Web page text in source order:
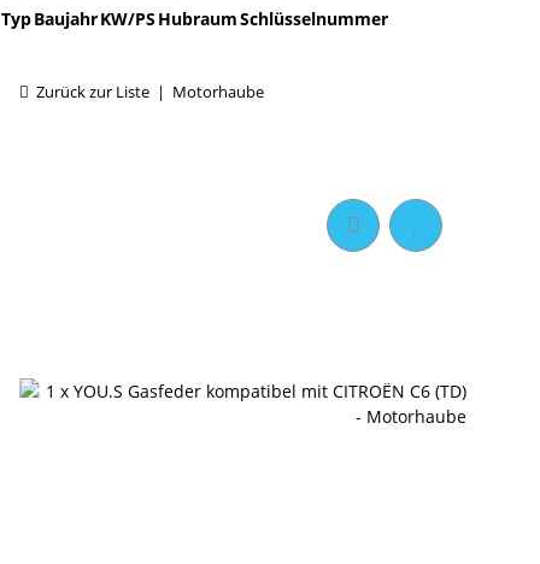
TypBaujahrKW/PS HubraumSchlüsselnummer
Zurück zur Liste Motorhaube